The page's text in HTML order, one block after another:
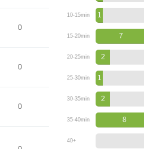
0
0
0
10-15min 1
15-20min 7
20-25min 2
25-30min 1
30-35min 2
35-40min 8
40+